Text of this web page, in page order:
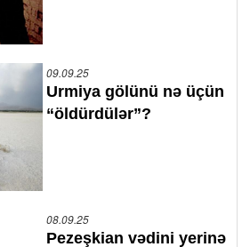
09.09.25
Urmiya gölünü nə üçün
“öldürdülər”?
08.09.25
Pezeşkian vədini yerinə